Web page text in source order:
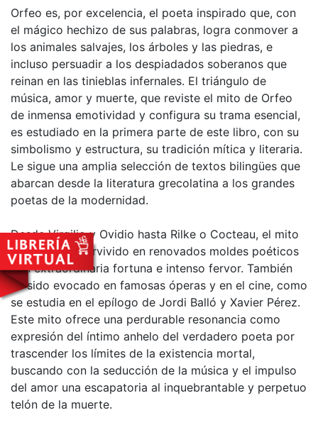
Orfeo es, por excelencia, el poeta inspirado que, con
el mágico hechizo de sus palabras, logra conmover a
los animales salvajes, los árboles y las piedras, e
incluso persuadir a los despiadados soberanos que
reinan en las tinieblas infernales. El triángulo de
música, amor y muerte, que reviste el mito de Orfeo
de inmensa emotividad y configura su trama esencial,
es estudiado en la primera parte de este libro, con su
simbolismo y estructura, su tradición mítica y literaria.
Le sigue una amplia selección de textos bilingües que
abarcan desde la literatura grecolatina a los grandes
poetas de la modernidad.
Desde Virgilio y Ovidio hasta Rilke o Cocteau, el mito
de Orfeo ha pervivido en renovados moldes poéticos
con extraordinaria fortuna e intenso fervor. También
ha sido evocado en famosas óperas y en el cine, como
se estudia en el epílogo de Jordi Balló y Xavier Pérez.
Este mito ofrece una perdurable resonancia como
expresión del íntimo anhelo del verdadero poeta por
trascender los límites de la existencia mortal,
buscando con la seducción de la música y el impulso
del amor una escapatoria al inquebrantable y perpetuo
telón de la muerte.